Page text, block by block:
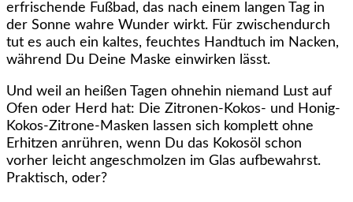
erfrischende Fußbad, das nach einem langen Tag in
der Sonne wahre Wunder wirkt. Für zwischendurch
tut es auch ein kaltes, feuchtes Handtuch im Nacken,
während Du Deine Maske einwirken lässt.
Und weil an heißen Tagen ohnehin niemand Lust auf
Ofen oder Herd hat: Die Zitronen-Kokos- und Honig-
Kokos-Zitrone-Masken lassen sich komplett ohne
Erhitzen anrühren, wenn Du das Kokosöl schon
vorher leicht angeschmolzen im Glas aufbewahrst.
Praktisch, oder?